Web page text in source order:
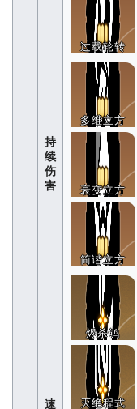
过载轮转
持
续
伤
害
多维立方
衰变立方
简谐立方
速
烬杀鸲
灭绝程式